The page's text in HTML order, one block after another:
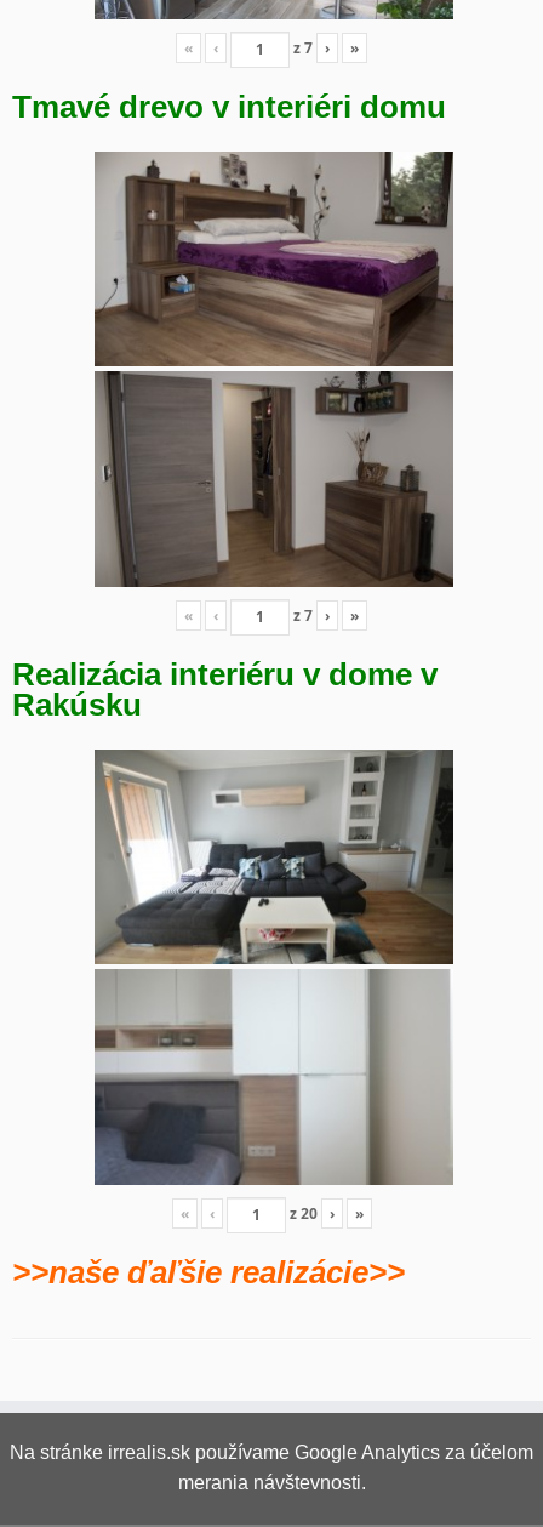
« ‹ z7 › »
Tmavé drevo v interiéri domu
« ‹ z7 › »
Realizácia interiéru v dome v
Rakúsku
« ‹ z20 › »
>>naše ďaľšie realizácie>>
Na stránke irrealis.sk používame Google Analytics za účelom
merania návštevnosti.